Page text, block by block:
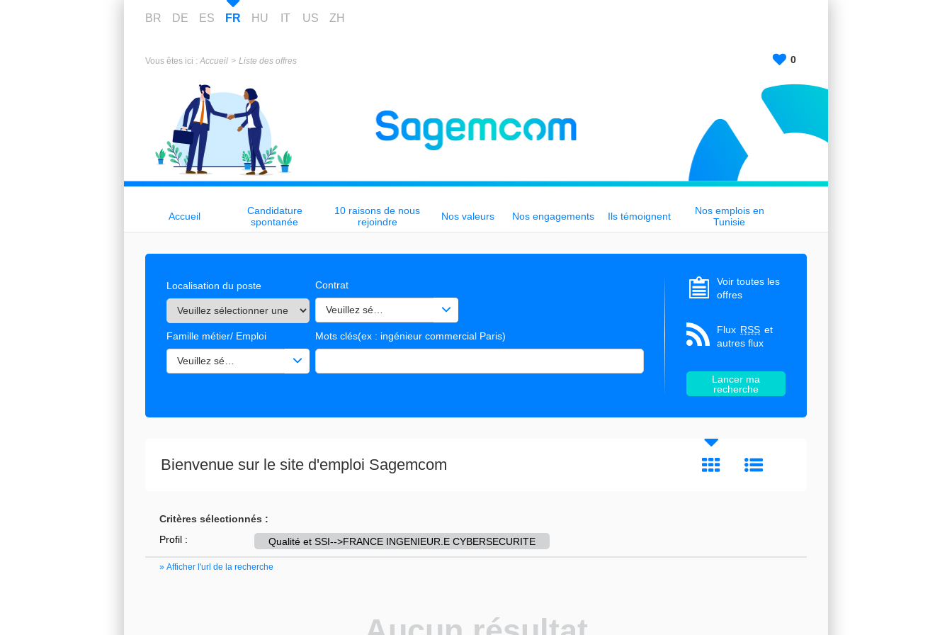
BR DE ES FR HU IT US ZH
Vous êtes ici : Accueil Liste des offres 0
Accueil
Candidature
spontanée
10 raisons de nous
rejoindre
Nos valeurs Nos engagements Ils témoignent
Nos emplois en
Tunisie
Localisation du poste Contrat
Veuillez sélectionner une ou des valeurs
Famille métier/ Emploi
Veuillez sélectionner une ou des valeurs
Mots clés(ex : ingénieur commercial Paris)
Voir toutes les
offres
Flux RSS et
autres flux
Bienvenue sur le site d'emploi Sagemcom
Critères sélectionnés :
Profil :
Qualité et SSI-->FRANCE INGENIEUR.E CYBERSECURITE
» Afficher l'url de la recherche